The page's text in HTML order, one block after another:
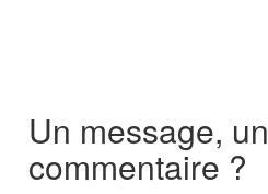
Un message, un
commentaire ?